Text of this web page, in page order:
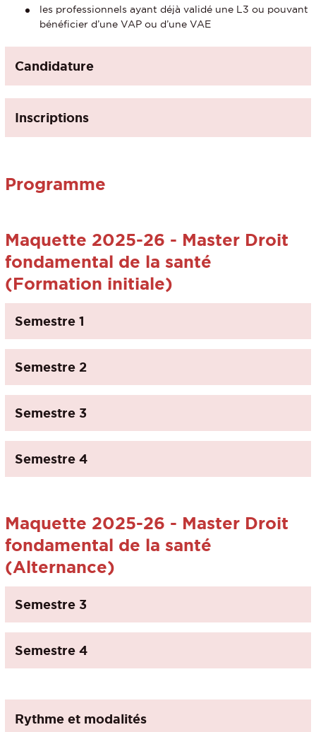
les professionnels ayant déjà validé une L3 ou pouvant
bénéficier d’une VAP ou d’une VAE
Candidature
Inscriptions
Programme
Maquette 2025-26 - Master Droit
fondamental de la santé
(Formation initiale)
Semestre 1
Semestre 2
Semestre 3
Semestre 4
Maquette 2025-26 - Master Droit
fondamental de la santé
(Alternance)
Semestre 3
Semestre 4
Rythme et modalités